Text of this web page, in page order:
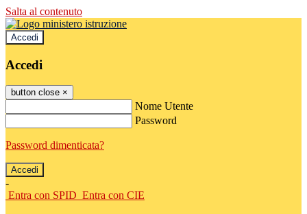
Salta al contenuto
Accedi
Accedi
button close ×
Nome Utente
Password
Password dimenticata?
-
Entra con SPID Entra con CIE